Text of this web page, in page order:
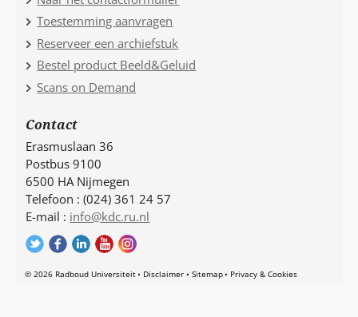
Toestemming aanvragen
Reserveer een archiefstuk
Bestel product Beeld&Geluid
Scans on Demand
Contact
Erasmuslaan 36
Postbus 9100
6500 HA Nijmegen
Telefoon : (024) 361 24 57
E-mail : info@kdc.ru.nl
© 2026 Radboud Universiteit Disclaimer Sitemap Privacy & Cookies